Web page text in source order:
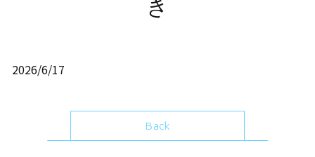
き
2026/6/17
Back